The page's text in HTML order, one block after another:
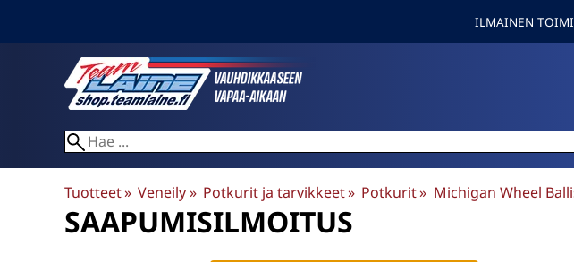
ILMAINEN
Tuotteet‪» Veneily‪» Potkurit ja tarvikkeet‪» Potkurit‪» Michigan Wheel
SAAPUMISILMOITUS